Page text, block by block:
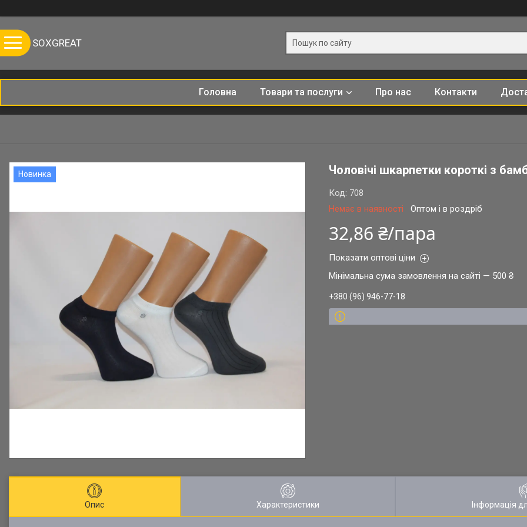
SOXGREAT
Головна Товари та послуги Про нас Контакти
Новинка Чоловічі шкарпетки короткі з
Немає в наявності Оптом і в роздріб
Код: 708
32,86 ₴/пара
Показати оптові ціни
Мінімальна сума замовлення на сайті — 500 ₴
+380 (96) 946-77-18
Опис Характеристики Інформація